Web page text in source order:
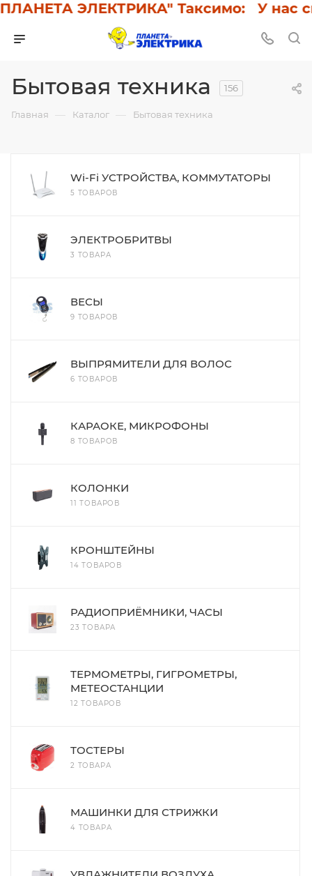
ЭЛЕКТРИКА" Таксимо: У нас
Бытовая техника 156
Главная — Каталог — Бытовая техника
Wi-Fi УСТРОЙСТВА, КОММУТАТОРЫ
5 ТОВАРОВ
ЭЛЕКТРОБРИТВЫ
3 ТОВАРА
ВЕСЫ
9 ТОВАРОВ
ВЫПРЯМИТЕЛИ ДЛЯ ВОЛОС
6 ТОВАРОВ
КАРАОКЕ, МИКРОФОНЫ
8 ТОВАРОВ
КОЛОНКИ
11 ТОВАРОВ
КРОНШТЕЙНЫ
14 ТОВАРОВ
РАДИОПРИЁМНИКИ, ЧАСЫ
23 ТОВАРА
ТЕРМОМЕТРЫ, ГИГРОМЕТРЫ,
МЕТЕОСТАНЦИИ
12 ТОВАРОВ
ТОСТЕРЫ
2 ТОВАРА
МАШИНКИ ДЛЯ СТРИЖКИ
4 ТОВАРА